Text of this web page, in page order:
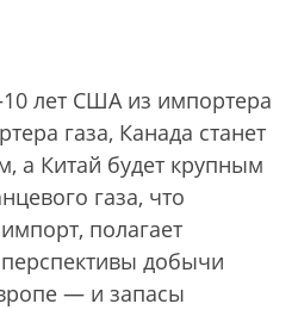
лет США из импортера
газа, Канада станет
а Китай будет крупным
газа, что
полагает
добычи
— и запасы